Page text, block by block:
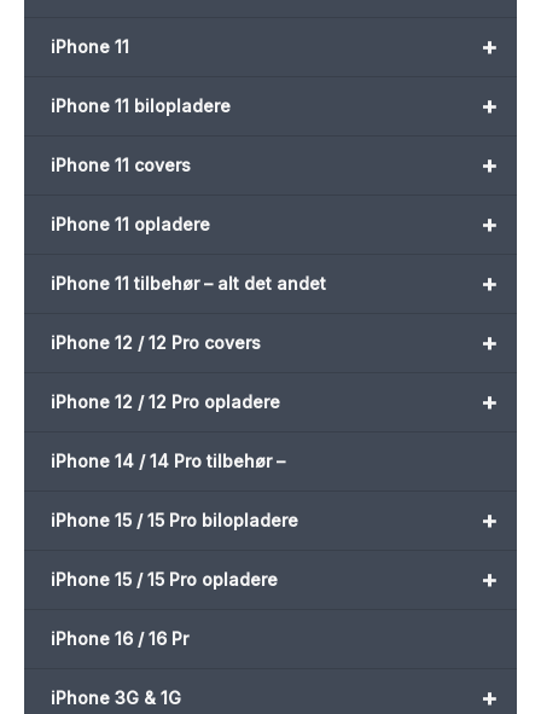
+
iPhone 11
+
iPhone 11 bilopladere
+
iPhone 11 covers
+
iPhone 11 opladere
+
iPhone 11 tilbehør – alt det andet
+
iPhone 12 / 12 Pro covers
+
iPhone 12 / 12 Pro opladere
iPhone 14 / 14 Pro tilbehør –
+
iPhone 15 / 15 Pro bilopladere
+
iPhone 15 / 15 Pro opladere
iPhone 16 / 16 Pr
+
iPhone 3G & 1G